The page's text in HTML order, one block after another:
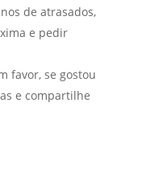
de atrasados,
e pedir
favor, se gostou
e compartilhe